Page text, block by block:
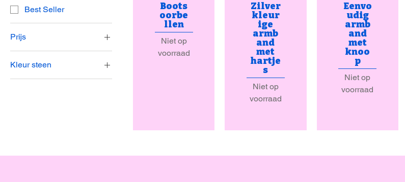
Best Seller
Prijs
€ 9 € 24
Kleur steen
Boots
oorbe
llen
Niet op
voorraad
Zilver
kleur
ige
armb
and
met
hartje
s
Niet op
voorraad
Eenvo
udig
armb
and
met
knoo
p
Niet op
voorraad